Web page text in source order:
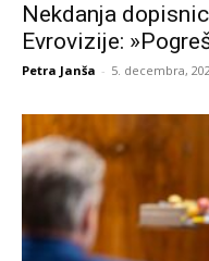
Nekdanja
Evrovizije:
Petra Janša - 5. decembra,